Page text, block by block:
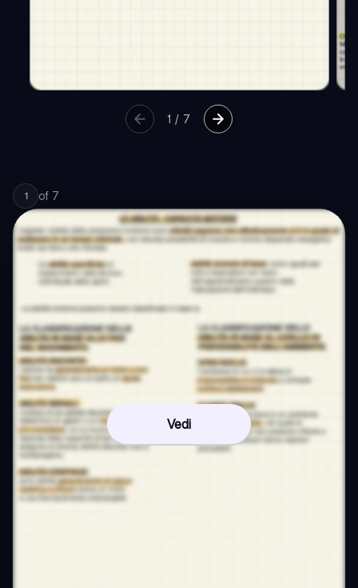
1 / 7
1 of 7
Vedi